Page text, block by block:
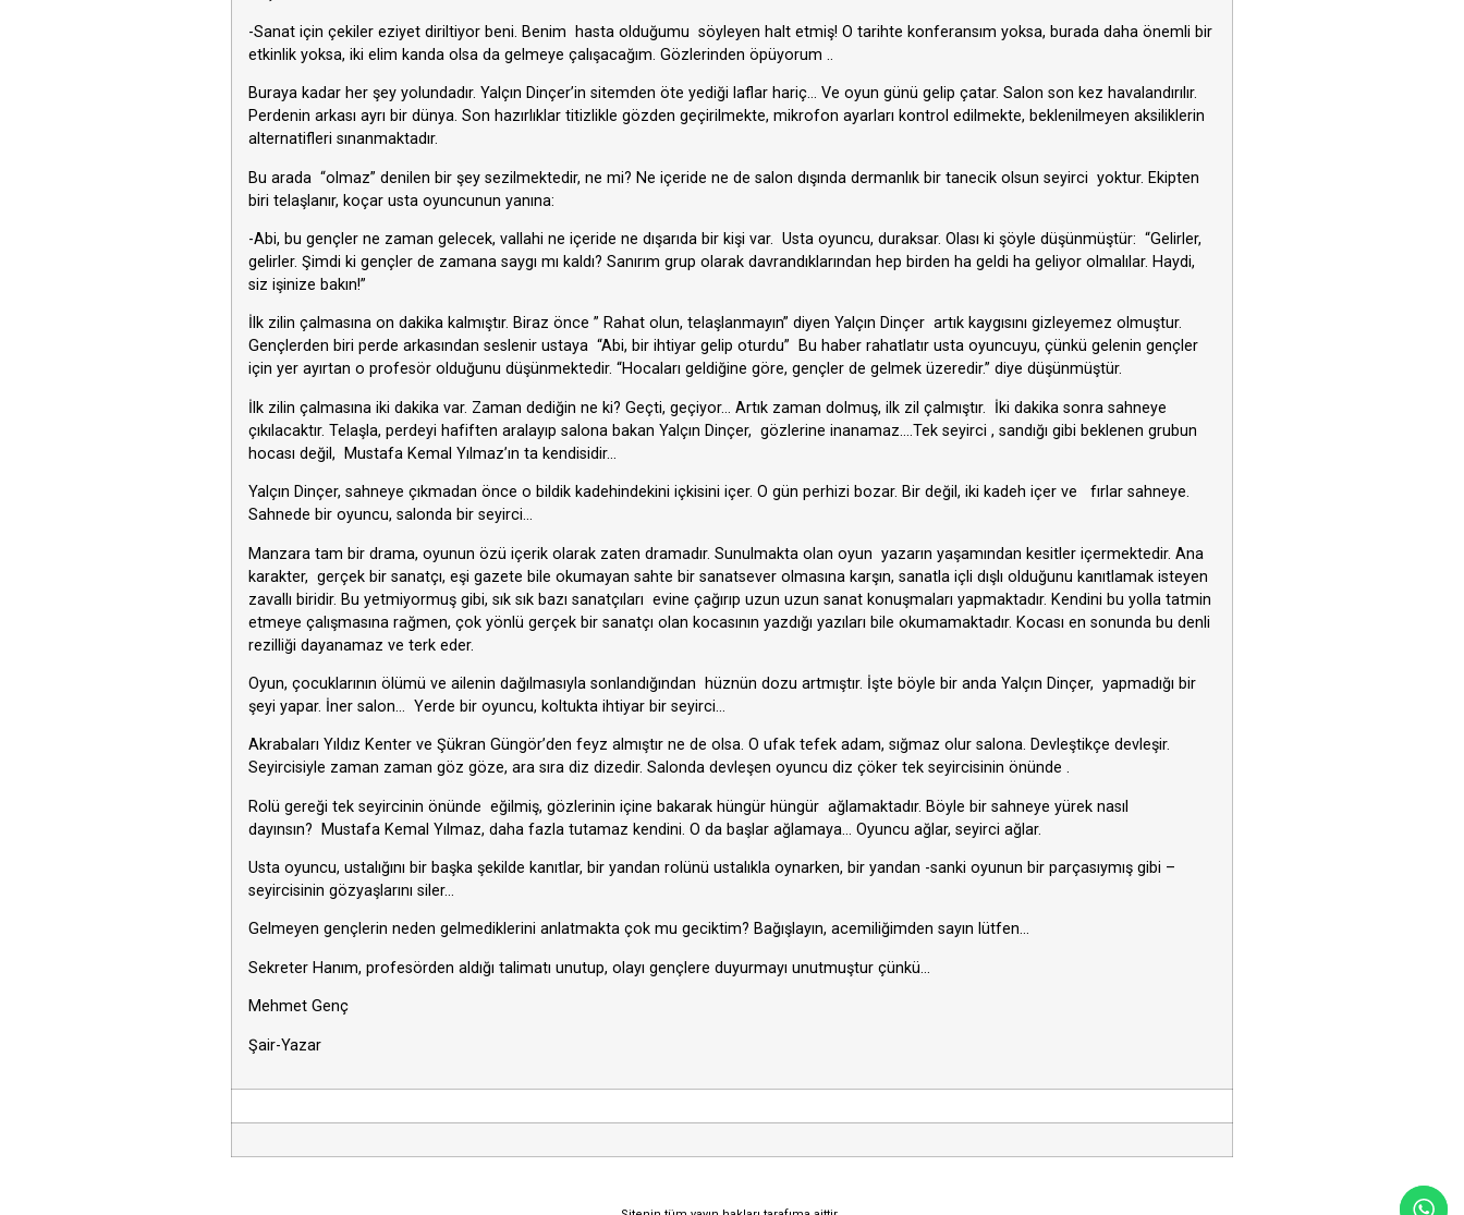
-Sanat için çekiler eziyet diriltiyor beni. Benim hasta olduğumu söyleyen halt etmiş! O tarihte konferansım yoksa, burada daha önemli bir
etkinlik yoksa, iki elim kanda olsa da gelmeye çalışacağım. Gözlerinden öpüyorum ..
Buraya kadar her şey yolundadır. Yalçın Dinçer’in sitemden öte yediği laflar hariç… Ve oyun günü gelip çatar. Salon son kez havalandırılır.
Perdenin arkası ayrı bir dünya. Son hazırlıklar titizlikle gözden geçirilmekte, mikrofon ayarları kontrol edilmekte, beklenilmeyen aksiliklerin
alternatifleri sınanmaktadır.
Bu arada “olmaz” denilen bir şey sezilmektedir, ne mi? Ne içeride ne de salon dışında dermanlık bir tanecik olsun seyirci yoktur. Ekipten
biri telaşlanır, koçar usta oyuncunun yanına:
-Abi, bu gençler ne zaman gelecek, vallahi ne içeride ne dışarıda bir kişi var. Usta oyuncu, duraksar. Olası ki şöyle düşünmüştür: “Gelirler,
gelirler. Şimdi ki gençler de zamana saygı mı kaldı? Sanırım grup olarak davrandıklarından hep birden ha geldi ha geliyor olmalılar. Haydi,
siz işinize bakın!”
İlk zilin çalmasına on dakika kalmıştır. Biraz önce ” Rahat olun, telaşlanmayın” diyen Yalçın Dinçer artık kaygısını gizleyemez olmuştur.
Gençlerden biri perde arkasından seslenir ustaya “Abi, bir ihtiyar gelip oturdu” Bu haber rahatlatır usta oyuncuyu, çünkü gelenin gençler
için yer ayırtan o profesör olduğunu düşünmektedir. “Hocaları geldiğine göre, gençler de gelmek üzeredir.” diye düşünmüştür.
İlk zilin çalmasına iki dakika var. Zaman dediğin ne ki? Geçti, geçiyor… Artık zaman dolmuş, ilk zil çalmıştır. İki dakika sonra sahneye
çıkılacaktır. Telaşla, perdeyi hafiften aralayıp salona bakan Yalçın Dinçer, gözlerine inanamaz….Tek seyirci , sandığı gibi beklenen grubun
hocası değil, Mustafa Kemal Yılmaz’ın ta kendisidir…
Yalçın Dinçer, sahneye çıkmadan önce o bildik kadehindekini içkisini içer. O gün perhizi bozar. Bir değil, iki kadeh içer ve fırlar sahneye.
Sahnede bir oyuncu, salonda bir seyirci…
Manzara tam bir drama, oyunun özü içerik olarak zaten dramadır. Sunulmakta olan oyun yazarın yaşamından kesitler içermektedir. Ana
karakter, gerçek bir sanatçı, eşi gazete bile okumayan sahte bir sanatsever olmasına karşın, sanatla içli dışlı olduğunu kanıtlamak isteyen
zavallı biridir. Bu yetmiyormuş gibi, sık sık bazı sanatçıları evine çağırıp uzun uzun sanat konuşmaları yapmaktadır. Kendini bu yolla tatmin
etmeye çalışmasına rağmen, çok yönlü gerçek bir sanatçı olan kocasının yazdığı yazıları bile okumamaktadır. Kocası en sonunda bu denli
rezilliği dayanamaz ve terk eder.
Oyun, çocuklarının ölümü ve ailenin dağılmasıyla sonlandığından hüznün dozu artmıştır. İşte böyle bir anda Yalçın Dinçer, yapmadığı bir
şeyi yapar. İner salon… Yerde bir oyuncu, koltukta ihtiyar bir seyirci…
Akrabaları Yıldız Kenter ve Şükran Güngör’den feyz almıştır ne de olsa. O ufak tefek adam, sığmaz olur salona. Devleştikçe devleşir.
Seyircisiyle zaman zaman göz göze, ara sıra diz dizedir. Salonda devleşen oyuncu diz çöker tek seyircisinin önünde .
Rolü gereği tek seyircinin önünde eğilmiş, gözlerinin içine bakarak hüngür hüngür ağlamaktadır. Böyle bir sahneye yürek nasıl
dayınsın? Mustafa Kemal Yılmaz, daha fazla tutamaz kendini. O da başlar ağlamaya… Oyuncu ağlar, seyirci ağlar.
Usta oyuncu, ustalığını bir başka şekilde kanıtlar, bir yandan rolünü ustalıkla oynarken, bir yandan -sanki oyunun bir parçasıymış gibi –
seyircisinin gözyaşlarını siler…
Gelmeyen gençlerin neden gelmediklerini anlatmakta çok mu geciktim? Bağışlayın, acemiliğimden sayın lütfen…
Sekreter Hanım, profesörden aldığı talimatı unutup, olayı gençlere duyurmayı unutmuştur çünkü…
Mehmet Genç
Şair-Yazar